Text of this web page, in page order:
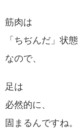
筋肉は
「ちぢんだ」状態
なので、
足は
必然的に、
固まるんですね。